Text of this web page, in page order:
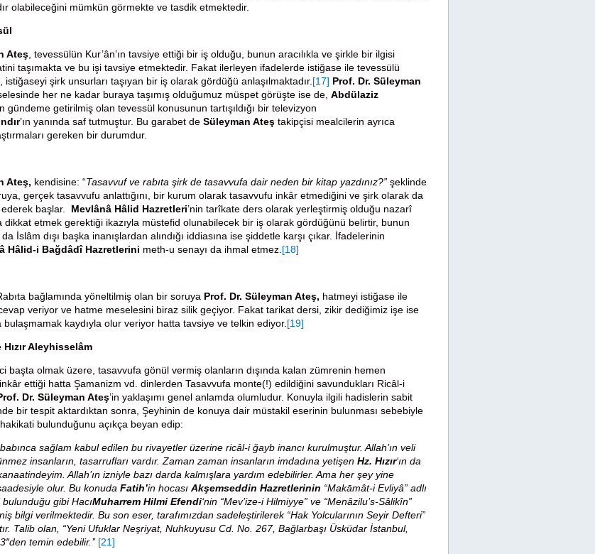
olabileceğini mümkün görmekte ve tasdik etmektedir.
Ateş , tevessülün Kur’ân’ın tavsiye ettiği bir iş olduğu, bunun aracılıkla ve şirkle bir ilgisi
taşımakta ve bu işi tavsiye etmektedir. Fakat ilerleyen ifadelerde istiğase ile tevessülü
istiğaseyi şirk unsurları taşıyan bir iş olarak gördüğü anlaşılmaktadır. [17] Prof. Dr. Süleyman
her ne kadar buraya taşımış olduğumuz müspet görüşte ise de, Abdülaziz
gündeme getirilmiş olan tevessül konusunun tartışıldığı bir televizyon
’ın yanında saf tutmuştur. Bu garabet de Süleyman Ateş takipçisi mealcilerin ayrıca
gereken bir durumdur.
Ateş, kendisine: “Tasavvuf ve rabıta şirk de tasavvufa dair neden bir kitap yazdınız?” şeklinde
gerçek tasavvufu anlattığını, bir kurum olarak tasavvufu inkâr etmediğini ve şirk olarak da
başlar.
Mevlânâ Hâlid Hazretleri’nin tarîkate ders olarak yerleştirmiş olduğu nazarî
dikkat etmek gerektiği ikazıyla müstefid olunabilecek bir iş olarak gördüğünü belirtir, bunun
İslâm dışı başka inanışlardan alındığı iddiasına ise şiddetle karşı çıkar. İfadelerinin
Hâlid-i Bağdâdî Hazretlerini meth-u senayı da ihmal etmez. [18]
bağlamında yöneltilmiş olan bir soruya Prof. Dr. Süleyman Ateş, hatmeyi istiğase ile
veriyor ve hatme meselesini biraz silik geçiyor. Fakat tarikat dersi, zikir dediğimiz işe ise
bulaşmamak kaydıyla olur veriyor hatta tavsiye ve telkin ediyor. [19]
Aleyhisselâm
başta olmak üzere, tasavvufa gönül vermiş olanların dışında kalan zümrenin hemen
ettiği hatta Şamanizm vd. dinlerden Tasavvufa monte(!) edildiğini savundukları Ricâl-i
Dr. Süleyman Ateş’in yaklaşımı genel anlamda olumludur. Konuyla ilgili hadislerin sabit
bir tespit aktardıktan sonra, Şeyhinin de konuya dair müstakil eserinin bulunması sebebiyle
bulunduğunu açıkça beyan edip:
sağlam kabul edilen bu rivayetler üzerine ricâl-i ğayb inancı kurulmuştur. Allah’ın veli
insanların, tasarrufları vardır. Zaman zaman insanların imdadına yetişen Hz. Hızır‘ın da
Allah’ın izniyle bazı darda kalmışlara yardım edebilirler. Ama her şey yine
olur. Bu konuda Fatih’in hocası Akşemseddin Hazretlerinin “Makāmât-i Evliyâ” adlı
gibi HacıMuharrem Hilmi Efendi‘nin “Mev’ize-i Hilmiyye” ve “Menâzilu’s-Sâlikîn”
bilgi verilmektedir. Bu son eser, tarafımızdan sadeleştirilerek “Hak Yolcularının Seyir Defteri”
Talib olan, “Yeni Ufuklar Neşriyat, Nuhkuyusu Cd. No. 267, Bağlarbaşı Üsküdar İstanbul,
temin edebilir.’’ [21]